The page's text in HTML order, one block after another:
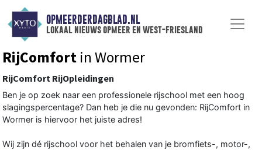
OPMEERDERDAGBLAD.NL
lokaal nieuws opmeer en west-friesland
RijComfort in Wormer
RijComfort RijOpleidingen
Ben je op zoek naar een professionele rijschool met een hoog
slagingspercentage? Dan heb je die nu gevonden: RijComfort in
Wormer is hiervoor het juiste adres!
Wij zijn dé rijschool voor het behalen van je bromfiets-, motor-,